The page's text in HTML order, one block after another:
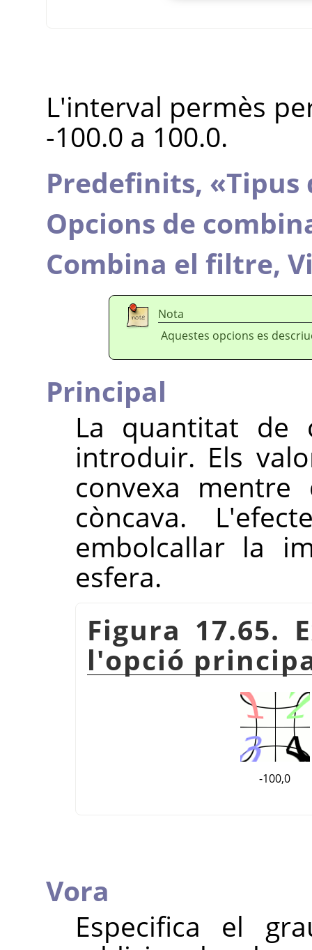
L'interval permès
-100.0 a 100.0.
Predefinits, «Tipus
Opcions de
Combina el filtre,
Nota
Aquestes opcions es
Principal
La quantitat de
introduir. Els
convexa
còncava.
embolcallar la
esfera.
Figura 17.65.
l'opció
-100,0
Vora
Especifica el